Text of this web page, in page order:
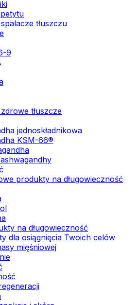
tłuszczu
9
tłuszcze
jednoskładnikowa
KSM-66®
produkty na długowieczność
na długowieczność
dla osiągnięcia Twoich celów
mięśniowej